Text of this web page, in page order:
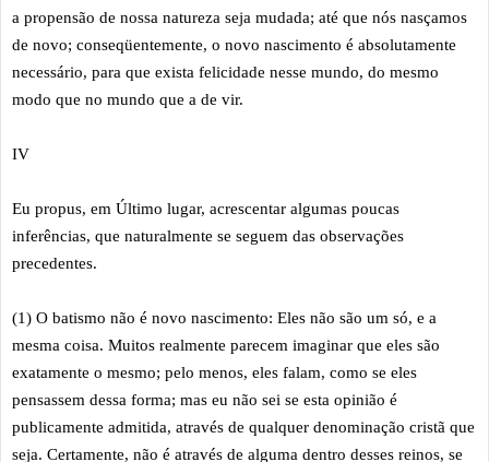
a propensão de nossa natureza seja mudada; até que nós nasçamos
de novo; conseqüentemente, o novo nascimento é absolutamente
necessário, para que exista felicidade nesse mundo, do mesmo
modo que no mundo que a de vir.
IV
Eu propus, em Último lugar, acrescentar algumas poucas
inferências, que naturalmente se seguem das observações
precedentes.
(1) O batismo não é novo nascimento: Eles não são um só, e a
mesma coisa. Muitos realmente parecem imaginar que eles são
exatamente o mesmo; pelo menos, eles falam, como se eles
pensassem dessa forma; mas eu não sei se esta opinião é
publicamente admitida, através de qualquer denominação cristã que
seja. Certamente, não é através de alguma dentro desses reinos, se